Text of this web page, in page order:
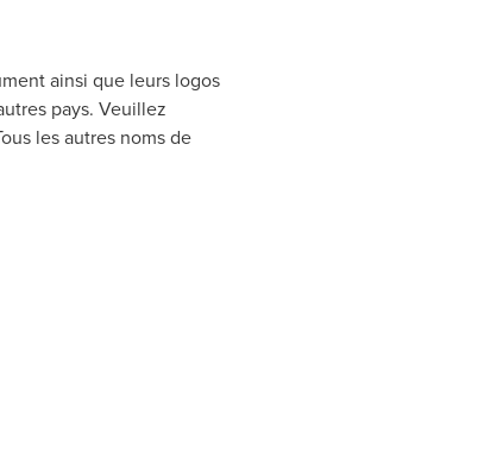
ainsi que leurs logos
pays. Veuillez
les autres noms de